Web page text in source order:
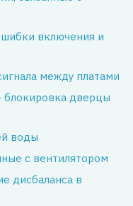
включения и
между платами
– блокировка дверцы
воды
с вентилятором
дисбаланса в